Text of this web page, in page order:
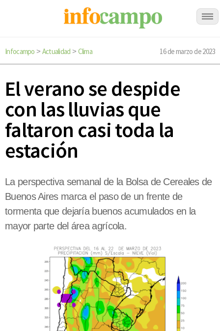
Infocampo > Actualidad > Clima 16 de marzo de 2023
El verano se despide
con las lluvias que
faltaron casi toda la
estación
La perspectiva semanal de la Bolsa de Cereales de
Buenos Aires marca el paso de un frente de
tormenta que dejaría buenos acumulados en la
mayor parte del área agrícola.